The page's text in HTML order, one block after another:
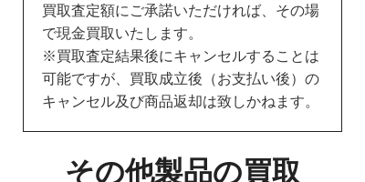
買取査定額にご承諾いただければ、その場
で現金買取いたします。
※買取査定結果後にキャンセルすることは
可能ですが、買取成立後（お支払い後）の
キャンセル及び商品返却は致しかねます。
その他製品の買取